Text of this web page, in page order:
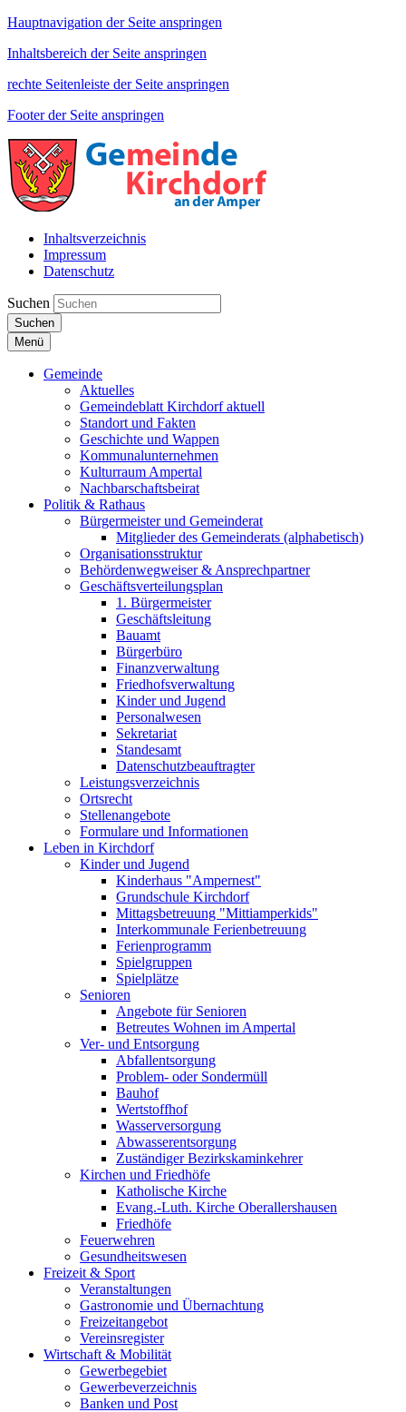
Hauptnavigation der Seite anspringen
Inhaltsbereich der Seite anspringen
rechte Seitenleiste der Seite anspringen
Footer der Seite anspringen
Inhaltsverzeichnis
Impressum
Datenschutz
Suchen
Suchen
Menü
Gemeinde
Aktuelles
Gemeindeblatt Kirchdorf aktuell
Standort und Fakten
Geschichte und Wappen
Kommunalunternehmen
Kulturraum Ampertal
Nachbarschaftsbeirat
Politik & Rathaus
Bürgermeister und Gemeinderat
Mitglieder des Gemeinderats (alphabetisch)
Organisationsstruktur
Behördenwegweiser & Ansprechpartner
Geschäftsverteilungsplan
1. Bürgermeister
Geschäftsleitung
Bauamt
Bürgerbüro
Finanzverwaltung
Friedhofsverwaltung
Kinder und Jugend
Personalwesen
Sekretariat
Standesamt
Datenschutzbeauftragter
Leistungsverzeichnis
Ortsrecht
Stellenangebote
Formulare und Informationen
Leben in Kirchdorf
Kinder und Jugend
Kinderhaus "Ampernest"
Grundschule Kirchdorf
Mittagsbetreuung "Mittiamperkids"
Interkommunale Ferienbetreuung
Ferienprogramm
Spielgruppen
Spielplätze
Senioren
Angebote für Senioren
Betreutes Wohnen im Ampertal
Ver- und Entsorgung
Abfallentsorgung
Problem- oder Sondermüll
Bauhof
Wertstoffhof
Wasserversorgung
Abwasserentsorgung
Zuständiger Bezirkskaminkehrer
Kirchen und Friedhöfe
Katholische Kirche
Evang.-Luth. Kirche Oberallershausen
Friedhöfe
Feuerwehren
Gesundheitswesen
Freizeit & Sport
Veranstaltungen
Gastronomie und Übernachtung
Freizeitangebot
Vereinsregister
Wirtschaft & Mobilität
Gewerbegebiet
Gewerbeverzeichnis
Banken und Post